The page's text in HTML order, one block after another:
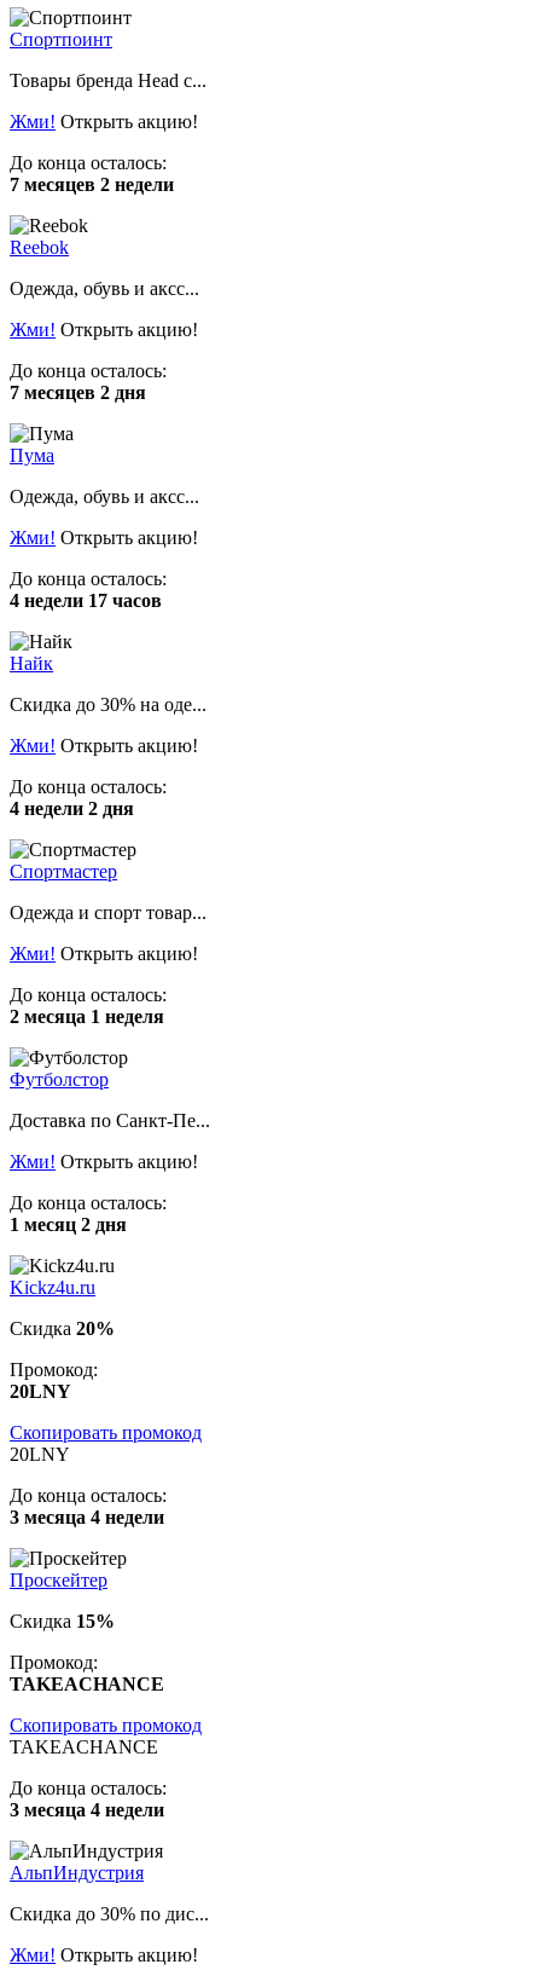
Спортпоинт
Товары бренда Head с...
Жми! Открыть акцию!
До конца осталось:
7 месяцев 2 недели
Reebok
Одежда, обувь и аксс...
Жми! Открыть акцию!
До конца осталось:
7 месяцев 2 дня
Пума
Одежда, обувь и аксс...
Жми! Открыть акцию!
До конца осталось:
4 недели 17 часов
Найк
Скидка до 30% на оде...
Жми! Открыть акцию!
До конца осталось:
4 недели 2 дня
Спортмастер
Одежда и спорт товар...
Жми! Открыть акцию!
До конца осталось:
2 месяца 1 неделя
Футболстор
Доставка по Санкт-Пе...
Жми! Открыть акцию!
До конца осталось:
1 месяц 2 дня
Kickz4u.ru
Скидка 20%
Промокод:
20LNY
Скопировать промокод
20LNY
До конца осталось:
3 месяца 4 недели
Проскейтер
Скидка 15%
Промокод:
TAKEACHANCE
Скопировать промокод
TAKEACHANCE
До конца осталось:
3 месяца 4 недели
АльпИндустрия
Скидка до 30% по дис...
Жми! Открыть акцию!